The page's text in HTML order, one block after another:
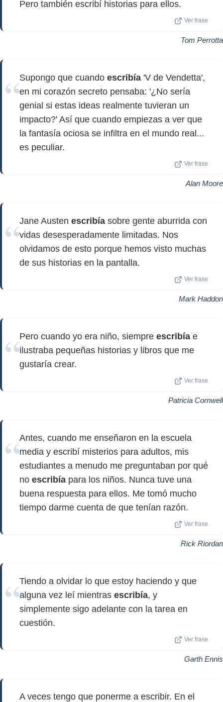
Pero también escribí historias para ellos.
Ver frase
Tom Perrotta
Supongo que cuando escribía 'V de Vendetta',
en mi corazón secreto pensaba: '¿No sería
genial si estas ideas realmente tuvieran un
impacto?' Así que cuando empiezas a ver que
la fantasía ociosa se infiltra en el mundo real...
es peculiar.
Ver frase
Alan Moore
Jane Austen escribía sobre gente aburrida con
vidas desesperadamente limitadas. Nos
olvidamos de esto porque hemos visto muchas
de sus historias en la pantalla.
Ver frase
Mark Haddon
Pero cuando yo era niño, siempre escribía e
ilustraba pequeñas historias y libros que me
gustaría crear.
Ver frase
Patricia Cornwell
Antes, cuando me enseñaron en la escuela
media y escribí misterios para adultos, mis
estudiantes a menudo me preguntaban por qué
no escribía para los niños. Nunca tuve una
buena respuesta para ellos. Me tomó mucho
tiempo darme cuenta de que tenían razón.
Ver frase
Rick Riordan
Tiendo a olvidar lo que estoy haciendo y que
alguna vez leí mientras escribía, y
simplemente sigo adelante con la tarea en
cuestión.
Ver frase
Garth Ennis
A veces tengo que ponerme a escribir. En el